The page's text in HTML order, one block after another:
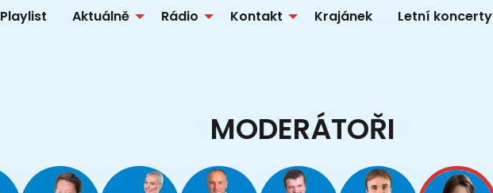
Playlist Aktuálně Rádio Kontakt Krajánek Letní koncerty
MODERÁTOŘI